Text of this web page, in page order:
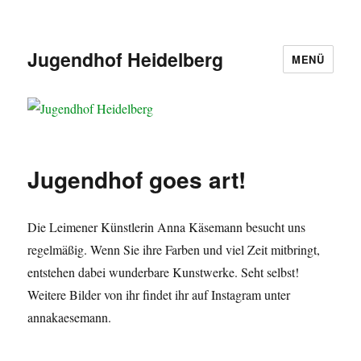
Jugendhof Heidelberg MENÜ
Jugendhof goes art!
Die Leimener Künstlerin Anna Käsemann besucht uns
regelmäßig. Wenn Sie ihre Farben und viel Zeit mitbringt,
entstehen dabei wunderbare Kunstwerke. Seht selbst!
Weitere Bilder von ihr findet ihr auf Instagram unter
annakaesemann.